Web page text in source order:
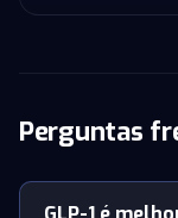
Perguntas